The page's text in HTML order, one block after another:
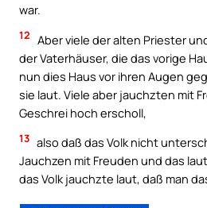
war.
12 Aber viele der alten Priester
der Vaterhäuser, die das vorige
nun dies Haus vor ihren Augen
sie laut. Viele aber jauchzten mit
Geschrei hoch erscholl,
13 also daß das Volk nicht
Jauchzen mit Freuden und das
das Volk jauchzte laut, daß man